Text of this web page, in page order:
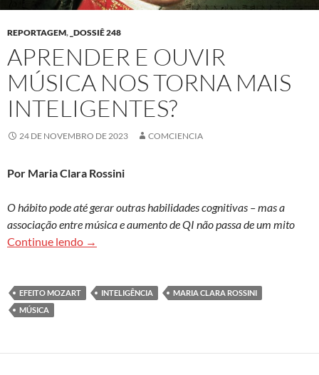
REPORTAGEM, _DOSSIÊ 248
APRENDER E OUVIR
MÚSICA NOS TORNA MAIS
INTELIGENTES?
24 DE NOVEMBRO DE 2023 COMCIENCIA
Por Maria Clara Rossini
O hábito pode até gerar outras habilidades cognitivas – mas a
associação entre música e aumento de QI não passa de um mito
Continue lendo Aprender e ouvir música nos torna mais
→
EFEITO MOZART INTELIGÊNCIA
MARIA CLARA ROSSINI
MÚSICA